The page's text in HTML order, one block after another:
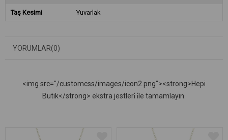
Taş Kesimi Yuvarlak
YORUMLAR(0)
<img src="/customcss/images/icon2.png"><strong>Hepi
Butik</strong> ekstra jestleri̇ i̇le tamamlayın.